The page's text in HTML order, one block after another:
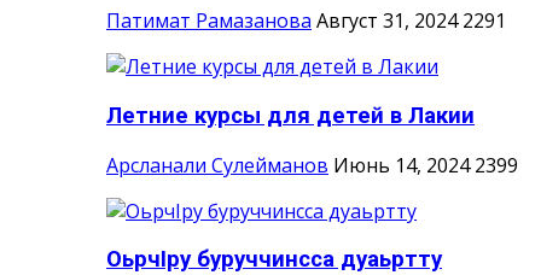
Патимат Рамазанова Август 31, 2024 2291
Летние курсы для детей в Лакии
Арсланали Сулейманов Июнь 14, 2024 2399
ОьрчIру буруччинсса дуаьртту